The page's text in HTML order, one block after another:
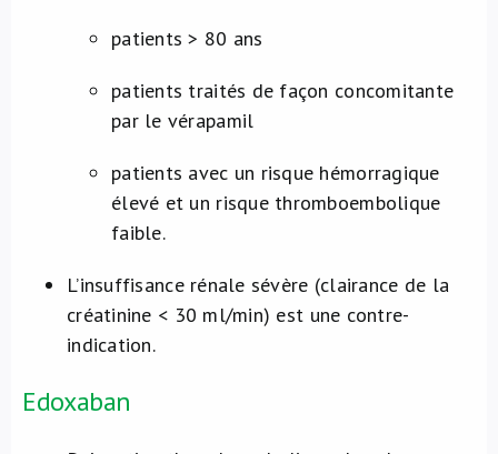
patients > 80 ans
patients traités de façon concomitante
par le vérapamil
patients avec un risque hémorragique
élevé et un risque thromboembolique
faible.
L’insuffisance rénale sévère (clairance de la
créatinine < 30 ml/min) est une contre-
indication.
Edoxaban